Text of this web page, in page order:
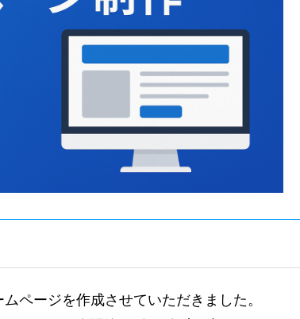
ページを作成させていただきました。